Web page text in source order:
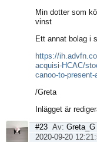
Min dotter som
vinst
Ett annat bolag i
https://
acquisi-HCAC/
canoo-to-present-
/Greta
Inlägget är
#23 Av: Greta_G
2020-09-20